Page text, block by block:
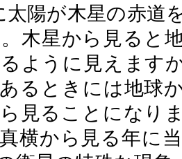
太陽が木星の赤道
木星から見ると
ように見えます
るときには地球
見ることになり
横から見る年に